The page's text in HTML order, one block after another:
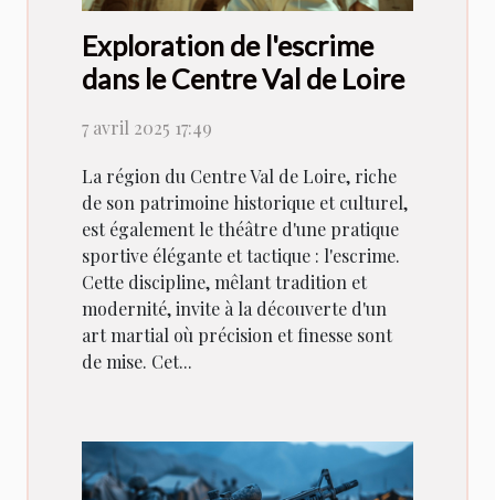
Exploration de l'escrime
dans le Centre Val de Loire
7 avril 2025 17:49
La région du Centre Val de Loire, riche
de son patrimoine historique et culturel,
est également le théâtre d'une pratique
sportive élégante et tactique : l'escrime.
Cette discipline, mêlant tradition et
modernité, invite à la découverte d'un
art martial où précision et finesse sont
de mise. Cet...